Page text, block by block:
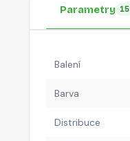
Parametry 15
Balení
Barva
Distribuce